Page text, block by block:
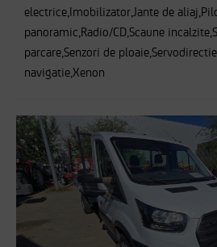
electrice,Imobilizator,Jante de
panoramic,Radio/CD,Scaune
parcare,Senzori de
navigatie,Xenon